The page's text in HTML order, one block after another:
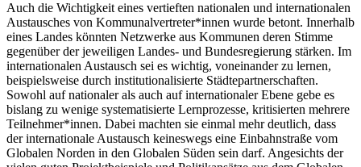
Auch die Wichtigkeit eines vertieften nationalen und internationalen
Austausches von Kommunalvertreter*innen wurde betont. Innerhalb
eines Landes könnten Netzwerke aus Kommunen deren Stimme
gegenüber der jeweiligen Landes- und Bundesregierung stärken. Im
internationalen Austausch sei es wichtig, voneinander zu lernen,
beispielsweise durch institutionalisierte Städtepartnerschaften.
Sowohl auf nationaler als auch auf internationaler Ebene gebe es
bislang zu wenige systematisierte Lernprozesse, kritisierten mehrere
Teilnehmer*innen. Dabei machten sie einmal mehr deutlich, dass
der internationale Austausch keineswegs eine Einbahnstraße vom
Globalen Norden in den Globalen Süden sein darf. Angesichts der